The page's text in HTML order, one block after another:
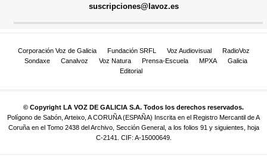
suscripciones@lavoz.es
Corporación Voz de Galicia Fundación SRFL Voz Audiovisual
RadioVoz
Sondaxe
Canalvoz Voz Natura Prensa-Escuela MPXA
Galicia
Editorial
© Copyright LA VOZ DE GALICIA S.A. Todos los derechos reservados.
Polígono de Sabón, Arteixo, A CORUÑA (ESPAÑA) Inscrita en el Registro Mercantil de A
Coruña en el Tomo 2438 del Archivo, Sección General, a los folios 91 y siguientes, hoja
C-2141. CIF: A-15000649.